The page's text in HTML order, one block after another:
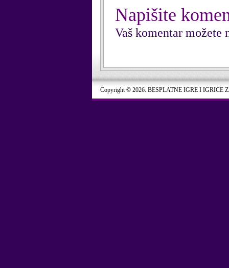
Napišite
Vaš komentar možete
Copyright © 2026. BESPLATNE IGRE I IGRICE